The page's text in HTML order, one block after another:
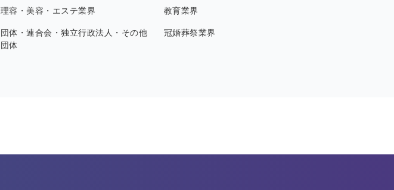
理容・美容・エステ業界 教育業界
団体・連合会・独立行政法人・その他
団体
冠婚葬祭業界